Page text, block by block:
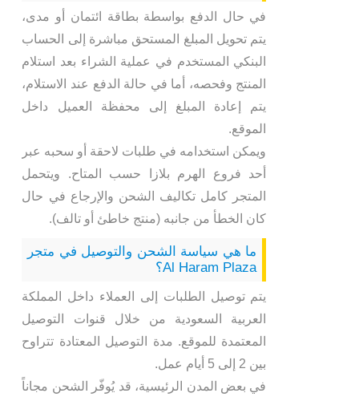
في حال الدفع بواسطة بطاقة ائتمان أو مدى،
يتم تحويل المبلغ المستحق مباشرة إلى الحساب
البنكي المستخدم في عملية الشراء بعد استلام
المنتج وفحصه، أما في حالة الدفع عند الاستلام،
يتم إعادة المبلغ إلى محفظة العميل داخل
الموقع.
ويمكن استخدامه في طلبات لاحقة أو سحبه عبر
أحد فروع الهرم بلازا حسب المتاح. ويتحمل
المتجر كامل تكاليف الشحن والإرجاع في حال
كان الخطأ من جانبه (منتج خاطئ أو تالف).
ما هي سياسة الشحن والتوصيل في متجر
Al Haram Plaza؟
يتم توصيل الطلبات إلى العملاء داخل المملكة
العربية السعودية من خلال قنوات التوصيل
المعتمدة للموقع. مدة التوصيل المعتادة تتراوح
بين 2 إلى 5 أيام عمل.
في بعض المدن الرئيسية، قد يُوفّر الشحن مجاناً